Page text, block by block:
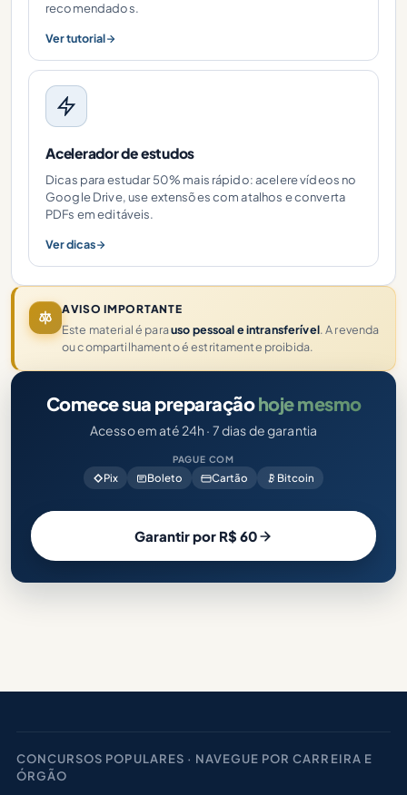
recomendados.
Ver tutorial
Acelerador de estudos
Dicas para estudar 50% mais rápido: acelere vídeos no
Google Drive, use extensões com atalhos e converta
PDFs em editáveis.
Ver dicas
AVISO IMPORTANTE
Este material é parauso pessoal e intransferível. A revenda
ou compartilhamento é estritamente proibida.
Comece sua preparaçãohoje mesmo
Acesso em até 24h · 7 dias de garantia
PAGUE COM
Pix Boleto Cartão Bitcoin
Garantir por R$ 60
CONCURSOS POPULARES · NAVEGUE POR CARREIRA E
ÓRGÃO